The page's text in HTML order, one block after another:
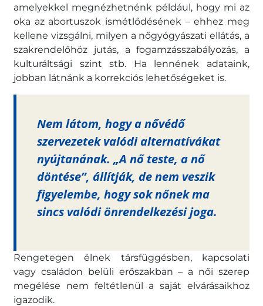
amelyekkel megnézhetnénk például, hogy mi az
oka az abortuszok ismétlődésének – ehhez meg
kellene vizsgálni, milyen a nőgyógyászati ellátás, a
szakrendelőhöz jutás, a fogamzásszabályozás, a
kulturáltsági szint stb. Ha lennének adataink,
jobban látnánk a korrekciós lehetőségeket is.
Nem látom, hogy a nővédő
szervezetek valódi alternatívákat
nyújtanának.„A nő teste, a nő
döntése”, állítják, de nem veszik
figyelembe, hogy sok nőnek ma
sincs valódi önrendelkezési joga.
Rengetegen élnek társfüggésben, kapcsolati
vagy családon belüli erőszakban – a női szerep
megélése nem feltétlenül a saját elvárásaikhoz
igazodik.